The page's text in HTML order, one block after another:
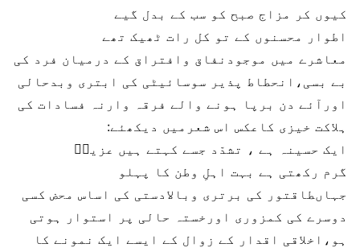
کیوں کر مزاج صبح کو سب کے بدل گیے
اطوار محسنوں کے تو کل رات ٹھیک تھے
معاشرے میں موجودنفاق وافتراق کے درمیان فرد کی
بے بسی،انحطاط پذیر سوسائیٹی کی ابتری وبدحالی
اورآئے دن برپا ہونے والے فرقہ وارنہ فسادات کی
ہلاکت خیزی کاعکس اس شعرمیں دیکھئے:
ایک حسینہ ہے ، تشدّد جسے کہتے ہیں عزیزؔ
گرم رکھتی ہے بہت اہلِ وطن کا پہلو
جہاںطاقتور کی برتری وبالادستی کی اساس محض کسی
دوسرے کی کمزوری اورخستہ حالی پر استوار ہوتی
ہو،اخلاقی اقدار کے زوال کے ایسے ایک نمونے کا